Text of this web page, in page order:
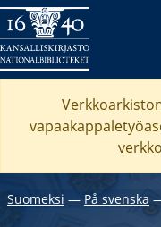
Suomeksi ― På svenska